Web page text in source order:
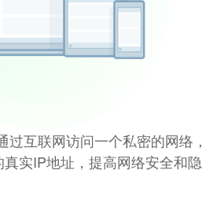
过互联网访问一个私密的网络，
实IP地址，提高网络安全和隐